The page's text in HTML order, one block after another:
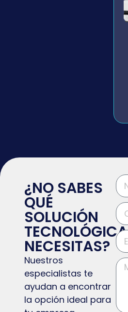
¿NO SABES
QUÉ
SOLUCIÓN
TECNOLÓGICA
NECESITAS?
Nuestros
especialistas te
ayudan a encontrar
la opción ideal para